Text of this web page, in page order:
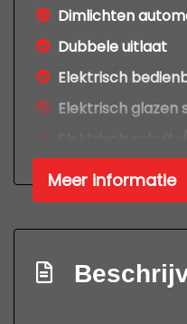
Dimlichten
Dubbele uitlaat
Elektrisch
Elektrisch
Extra getint glas
Getint glas
Glazen schuifdak
Keyless entry
Meer informatie